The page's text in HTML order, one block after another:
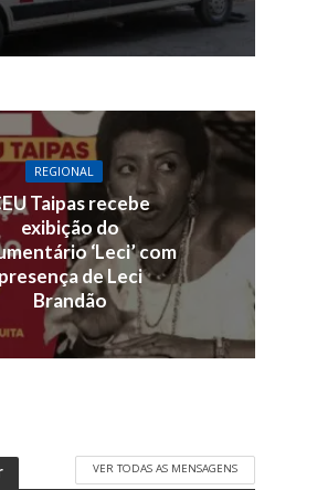
REGIONAL
Taipas recebe
exibição do
‘Leci’ com
de Leci
Brandão
VER TODAS AS MENSAGENS